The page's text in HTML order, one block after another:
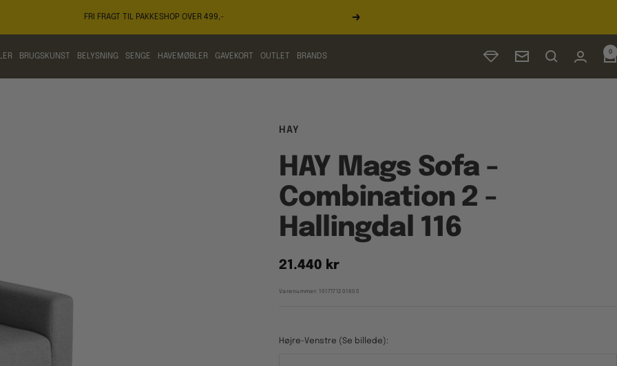
FRI FRAGT TIL PAKKESHOP OVER 499,- Næste
BRUGSKUNST BELYSNING SENGE HAVEMØBLER GAVEKORT OUTLET BRANDS Nyhedsbrev
0
HAY
HAY Mags Sofa -
Combination 2 -
Hallingdal 116
Tilbudspris
21.440 kr
Varenummer: 1017171201605
Højre-Venstre (Se billede):